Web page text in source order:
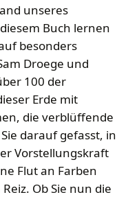
unseres
Buch lernen
besonders
Droege und
100 der
Erde mit
die verblüffende
darauf gefasst, in
Vorstellungskraft
Flut an Farben
Ob Sie nun die